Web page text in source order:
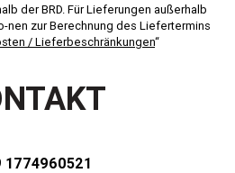
der BRD. Für Lieferungen außerhalb
nen zur Berechnung des Liefertermins
/ Lieferbeschränkungen“
1774960521